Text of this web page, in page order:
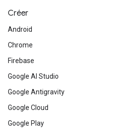
Créer
Android
Chrome
Firebase
Google AI Studio
Google Antigravity
Google Cloud
Google Play